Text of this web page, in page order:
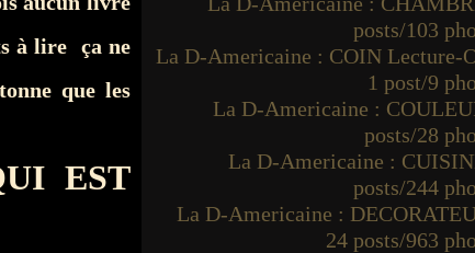
à lire ça ne
que les
EST
posts/103
La D-Americaine : COIN Lecture-
1 post/9
La D-Americaine :
posts/28
La D-Americaine :
posts/244
La D-Americaine :
24 posts/963